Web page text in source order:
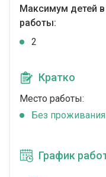
Максимум детей
работы:
2
Кратко
Место работы:
Без проживания
График